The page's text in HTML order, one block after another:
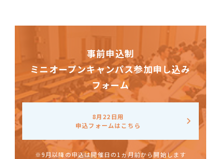
事前申込制
ミニオープンキャンパス参加申し込み
フォーム
8月22日用
申込フォームはこちら
※9月以降の申込は開催日の1ヵ月前から開始します